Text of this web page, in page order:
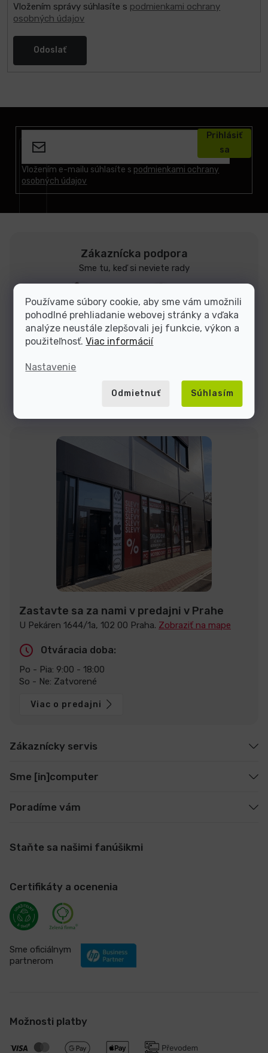
Používame súbory cookie, aby sme vám umožnili
pohodlné prehliadanie webovej stránky a vďaka
analýze neustále zlepšovali jej funkcie, výkon a
použiteľnosť.Viac informácií
Nastavenie
Odmietnuť Súhlasím
Vložením správy súhlasíte s podmienkami ochrany
osobných údajov
Odoslať
Vložením e-mailu súhlasíte s podmienkami ochrany
osobných údajov
Prihlásiť
sa
Zákaznícka podpora
Sme tu, keď si neviete rady
Dominik Jakub
Sme tu do
Kontakty
Zastavte sa za nami v predajni v Prahe
U Pekáren 1644/1a, 102 00 Praha. Zobraziť na mape
Otváracia doba:
Po - Pia: 9:00 - 18:00
So - Ne: Zatvorené
Viac o predajni
Zákaznícky servis
Sme [in]computer
Poradíme vám
Staňte sa našimi fanúšikmi
Certifikáty a ocenenia
Sme oficiálnym
partnerom
Možnosti platby